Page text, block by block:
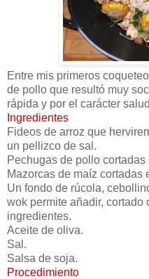
Entre mis primeros
de pollo que resultó muy
rápida y por el carácter
Ingredientes
Fideos de arroz que
un pellizco de sal.
Pechugas de pollo
Mazorcas de maíz cortadas
Un fondo de rúcola,
wok permite añadir,
ingredientes.
Aceite de oliva.
Sal.
Salsa de soja.
Procedimiento